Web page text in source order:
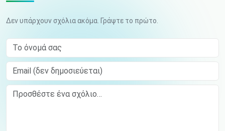
Δεν υπάρχουν σχόλια ακόμα. Γράψτε το πρώτο.
Το όνομά σας
Email (δεν δημοσιεύεται)
Comment